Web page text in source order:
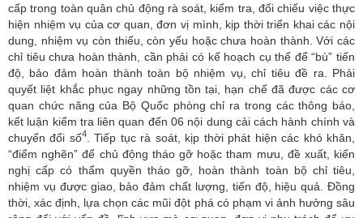
cấp trong toàn quân chủ động rà soát, kiểm tra, đối chiếu việc thực
hiện nhiệm vụ của cơ quan, đơn vị mình, kịp thời triển khai các nội
dung, nhiệm vụ còn thiếu, còn yếu hoặc chưa hoàn thành. Với các
chỉ tiêu chưa hoàn thành, cần phải có kế hoạch cụ thể để “bù” tiến
độ, bảo đảm hoàn thành toàn bộ nhiệm vụ, chỉ tiêu đề ra. Phải
quyết liệt khắc phục ngay những tồn tại, hạn chế đã được các cơ
quan chức năng của Bộ Quốc phòng chỉ ra trong các thông báo,
kết luận kiểm tra liên quan đến 06 nội dung cải cách hành chính và
chuyển đổi số4. Tiếp tục rà soát, kịp thời phát hiện các khó khăn,
“điểm nghẽn” để chủ động tháo gỡ hoặc tham mưu, đề xuất, kiến
nghị cấp có thẩm quyền tháo gỡ, hoàn thành toàn bộ chỉ tiêu,
nhiệm vụ được giao, bảo đảm chất lượng, tiến độ, hiệu quả. Đồng
thời, xác định, lựa chọn các mũi đột phá có phạm vi ảnh hưởng sâu